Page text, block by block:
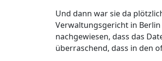
Und dann war sie da
Verwaltungsgericht in
nachgewiesen, dass das
überraschend, dass in den